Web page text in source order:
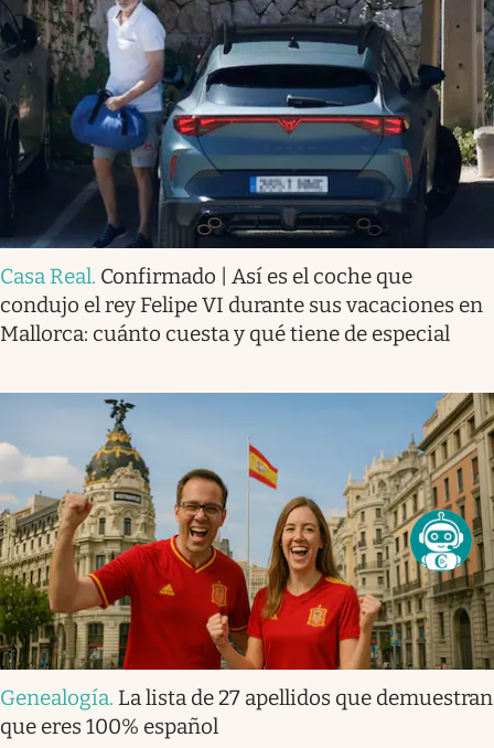
Casa Real. Confirmado | Así es el coche que
condujo el rey Felipe VI durante sus vacaciones en
Mallorca: cuánto cuesta y qué tiene de especial
Genealogía. La lista de 27 apellidos que demuestran
que eres 100% español